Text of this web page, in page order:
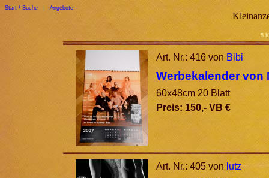
Start / Suche Angebote
5
Art. Nr.: 416 von Bibi
Werbekalender von
60x48cm 20 Blatt
Preis: 150,- VB €
Art. Nr.: 405 von lutz